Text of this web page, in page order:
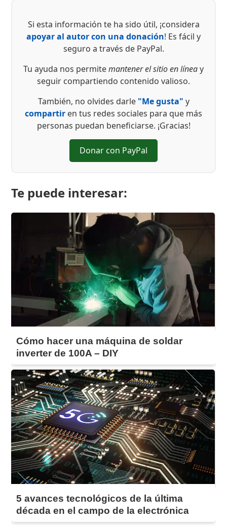
Si esta información te ha sido útil, ¡considera
apoyar al autor con una donación! Es fácil y
seguro a través de PayPal.
Tu ayuda nos permitemantener el sitio en líneay
seguir compartiendo contenido valioso.
También, no olvides darle "Me gusta" y
compartir en tus redes sociales para que más
personas puedan beneficiarse. ¡Gracias!
Donar con PayPal
Te puede interesar:
Cómo hacer una máquina de soldar
inverter de 100A – DIY
5 avances tecnológicos de la última
década en el campo de la electrónica